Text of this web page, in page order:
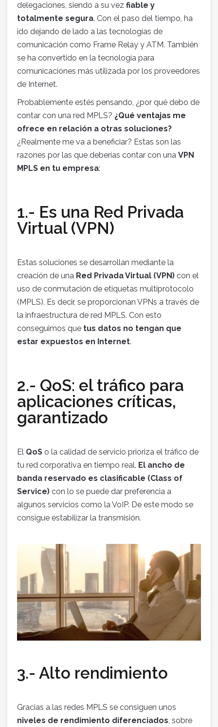
delegaciones, siendo a su vez fiable y
totalmente segura. Con el paso del tiempo, ha
ido dejando de lado a las tecnologías de
comunicación como Frame Relay y ATM. También
se ha convertido en la tecnología para
comunicaciones más utilizada por los proveedores
de Internet.
Probablemente estés pensando, ¿por qué debo de
contar con una red MPLS? ¿Qué ventajas me
ofrece en relación a otras soluciones?
¿Realmente me va a beneficiar? Estas son las
razones por las que deberías contar con una VPN
MPLS en tu empresa:
1.- Es una Red Privada
Virtual (VPN)
Estas soluciones se desarrollan mediante la
creación de una Red Privada Virtual (VPN) con el
uso de conmutación de etiquetas multiprotocolo
(MPLS). Es decir, se proporcionan VPNs a través de
la infraestructura de red MPLS. Con esto
conseguimos que tus datos no tengan que
estar expuestos en Internet.
2.- QoS: el tráfico para
aplicaciones críticas,
garantizado
El QoS o la calidad de servicio prioriza el tráfico de
tu red corporativa en tiempo real. El ancho de
banda reservado es clasificable (Class of
Service) con lo se puede dar preferencia a
algunos servicios como la VoIP. De este modo se
consigue estabilizar la transmisión.
3.- Alto rendimiento
Gracias a las redes MPLS se consiguen unos
niveles de rendimiento diferenciados, sobre